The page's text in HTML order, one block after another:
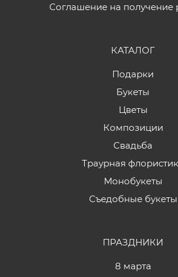
Соглашение на получение
КАТАЛОГ
Подарки
Букеты
Цветы
Композиции
Свадьба
Траурная
Монобукеты
Съедобные букеты
ПРАЗДНИКИ
8 марта